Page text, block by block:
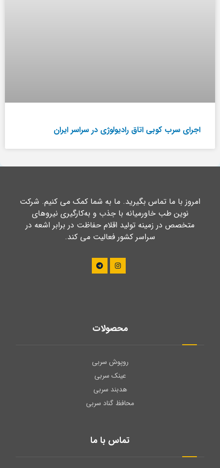
اجرای سرب کوبی اتاق رادیولوژی در سراسر ایران
امروز با ما تماس بگیرید. ما به شما کمک می کنیم. شرکت
نوین طب خاورمیانه با جذب و به‌کارگیری نیروهای
متخصص در زمینه تولید اقلام حفاظت در برابر اشعه در
سراسر کشور فعالیت می کند.
محصولات
روپوش سربی
عینک سربی
هدبند سربی
محافظ گناد سربی
تماس با ما